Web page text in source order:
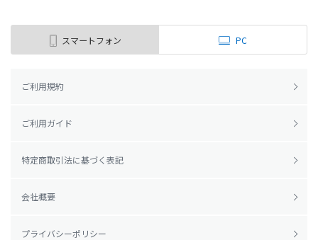
スマートフォン PC
ご利用規約
ご利用ガイド
特定商取引法に基づく表記
会社概要
プライバシーポリシー